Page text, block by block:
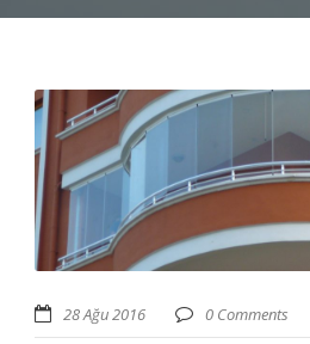
28 Ağu 2016 0 Comments